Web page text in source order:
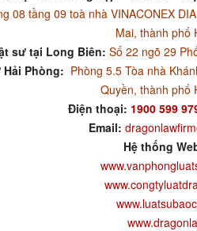
08 tầng 09 toà nhà VINACONEX
Mai, thành phố
sư tại Long Biên: Số 22 ngõ 29
Phòng: Phòng 5.5 Tòa nhà
Quyền, thành phố
Điện thoại: 1900 599
Email:
Hệ thống